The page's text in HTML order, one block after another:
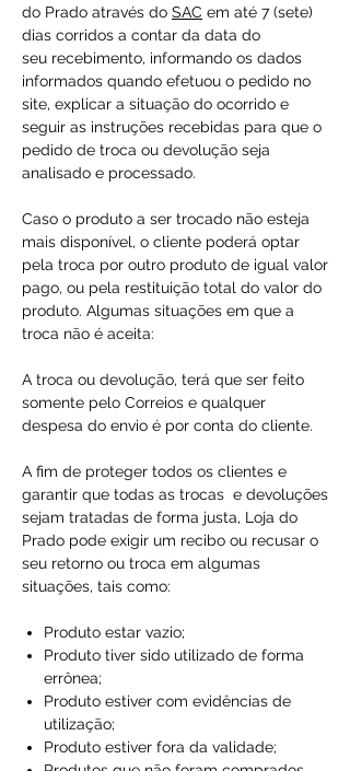
do Prado através do SAC em até 7 (sete)
dias corridos a contar da data do
seu recebimento, informando os dados
informados quando efetuou o pedido no
site, explicar a situação do ocorrido e
seguir as instruções recebidas para que o
pedido de troca ou devolução seja
analisado e processado.
Caso o produto a ser trocado não esteja
mais disponível, o cliente poderá optar
pela troca por outro produto de igual valor
pago, ou pela restituição total do valor do
produto. Algumas situações em que a
troca não é aceita:
A troca ou devolução, terá que ser feito
somente pelo Correios e qualquer
despesa do envio é por conta do cliente.
A fim de proteger todos os clientes e
garantir que todas as trocas e devoluções
sejam tratadas de forma justa, Loja do
Prado pode exigir um recibo ou recusar o
seu retorno ou troca em algumas
situações, tais como:
Produto estar vazio;
Produto tiver sido utilizado de forma
errônea;
Produto estiver com evidências de
utilização;
Produto estiver fora da validade;